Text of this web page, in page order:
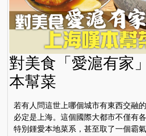
對美食「愛滬有家
本幫菜
若有人問這世上哪個城市有東西交融
必定是上海。這個國際大都市不僅有
特別鍾愛本地菜系，甚至取了一個霸